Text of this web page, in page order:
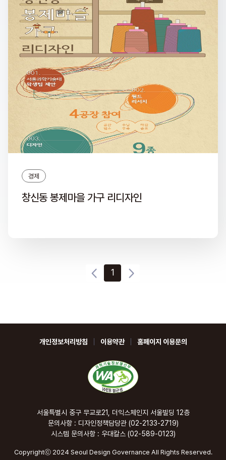
경제
창신동 봉제마을 가구 리디자인
1
개인정보처리방침 이용약관 홈페이지 이용문의
서울특별시 중구 무교로21, 더익스체인지 서울빌딩 12층
문의사항 : 디자인정책담당관 (02-2133-2719)
시스템 문의사항 : 우대칼스 (02-589-0123)
Copyrightⓒ 2024 Seoul Design Governance All Rights Reserved.